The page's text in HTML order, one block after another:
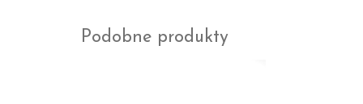
Podobne produkty